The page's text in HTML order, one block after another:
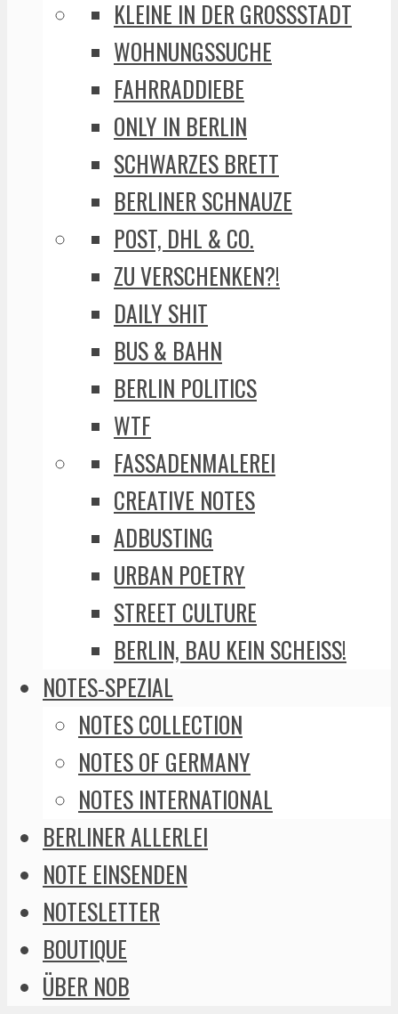
KLEINE IN DER GROSSSTADT
WOHNUNGSSUCHE
FAHRRADDIEBE
ONLY IN BERLIN
SCHWARZES BRETT
BERLINER SCHNAUZE
POST, DHL & CO.
ZU VERSCHENKEN?!
DAILY SHIT
BUS & BAHN
BERLIN POLITICS
WTF
FASSADENMALEREI
CREATIVE NOTES
ADBUSTING
URBAN POETRY
STREET CULTURE
BERLIN, BAU KEIN SCHEISS!
NOTES-SPEZIAL
NOTES COLLECTION
NOTES OF GERMANY
NOTES INTERNATIONAL
BERLINER ALLERLEI
NOTE EINSENDEN
NOTESLETTER
BOUTIQUE
ÜBER NOB